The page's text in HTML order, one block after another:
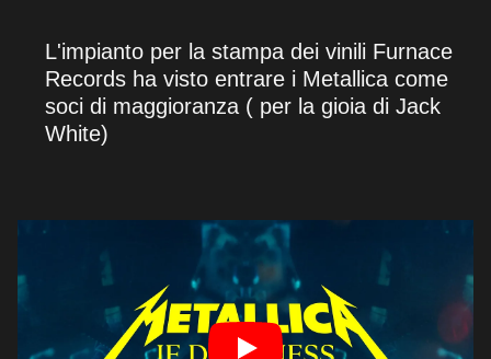
L'impianto per la stampa dei vinili Furnace
Records ha visto entrare i Metallica come
soci di maggioranza ( per la gioia di Jack
White)